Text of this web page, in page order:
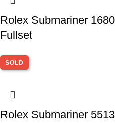
Rolex Submariner
Fullset
SOLD
Rolex Submariner